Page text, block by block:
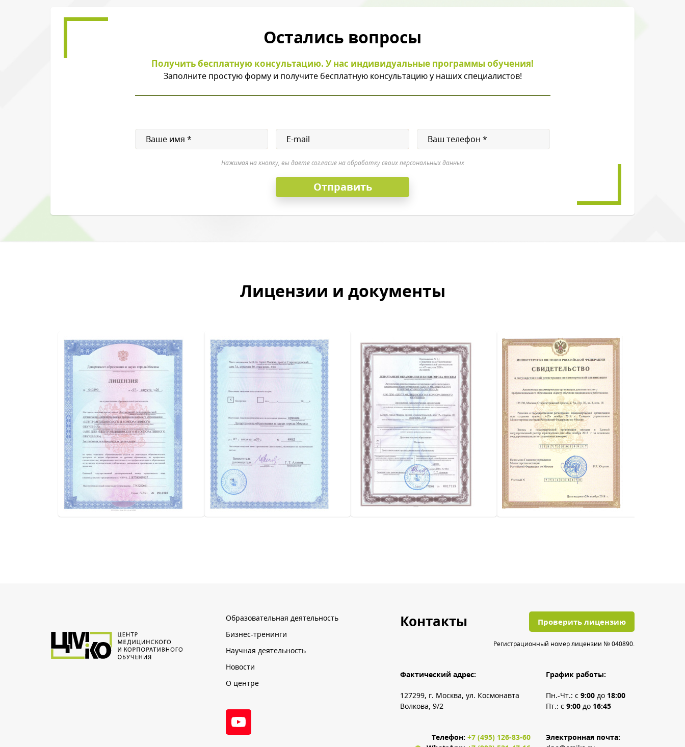
Остались вопросы
Получить бесплатную консультацию. У нас индивидуальные программы обучения!
Заполните простую форму и получите бесплатную консультацию у наших специалистов!
Нажимая на кнопку, вы даете согласие на обработку своих персональных данных
Лицензии и документы
Образовательная деятельность
Бизнес-тренинги
Научная деятельность
Новости
О центре
Контакты Проверить лицензию
Регистрационный номер лицензии № 040890.
Фактический адрес:
127299, г. Москва, ул. Космонавта
Волкова, 9/2
График работы:
Пн.-Чт.: с 9:00до 18:00
Пт.: с 9:00до 16:45
Телефон: +7 (495) 126-83-60
Электронная почта: